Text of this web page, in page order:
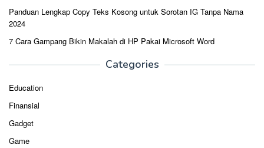
Panduan Lengkap Copy Teks Kosong untuk Sorotan IG Tanpa Nama
2024
7 Cara Gampang Bikin Makalah di HP Pakai Microsoft Word
Categories
Education
Finansial
Gadget
Game